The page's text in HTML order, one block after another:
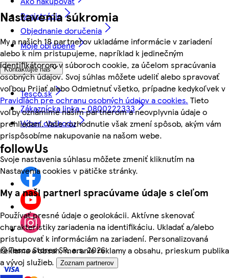
Nastavenia súkromia
My a našich 18 partnerov ukladáme informácie v zariadení
alebo k nim pristupujeme, napríklad k jedinečným
identifikátorom v súboroch cookie, za účelom spracúvania
osobných údajov. Svoj súhlas môžete udeliť alebo spravovať
voľbou Prijať alebo Odmietnuť všetko, prípadne kedykoľvek v
Pravidlách pre ochranu osobných údajov a cookies. Tieto
voľby oznámime našim partnerom a neovplyvnia údaje o
prehliadaní. Vaše rozhodnutie však zmení spôsob, akým vám
prispôsobíme nakupovanie na našom webe.
Svoje nastavenia súhlasu môžete zmeniť kliknutím na
Nastavenia cookies v pätičke stránky.
My a naši partneri spracúvame údaje s cieľom
Používať presné údaje o geolokácii. Aktívne skenovať
charakteristiky zariadenia na identifikáciu. Ukladať a/alebo
pristupovať k informáciám na zariadení. Personalizovaná
reklama a obsah, meranie reklamy a obsahu, prieskum publika
a vývoj služieb.
Zoznam partnerov
Registrácia
Objednanie doručenia
Moje obľúbené
Kontaktujte nás
Tesco.sk
Zákaznícka linka - 0800222333
Výber obchodu
followUs
©Tesco Stores SR, a.s. 2026